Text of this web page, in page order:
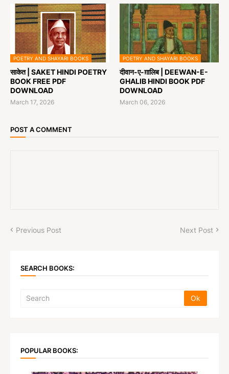
POETRY AND SHAYARI BOOKS
साकेत | SAKET HINDI POETRY
BOOK FREE PDF
DOWNLOAD
March 17, 2026
POETRY AND SHAYARI BOOKS
दीवान-ए-ग़ालिब | DEEWAN-E-
GHALIB HINDI BOOK PDF
DOWNLOAD
March 06, 2026
POST A COMMENT
Previous Post Next Post
SEARCH BOOKS:
POPULAR BOOKS: